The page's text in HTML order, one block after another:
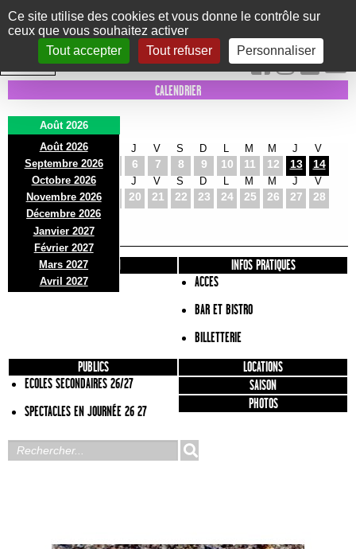
Panneau de gestion des cookies
Ce site utilise des cookies et vous donne le contrôle sur
ceux que vous souhaitez activer
Tout accepter
Tout refuser Personnaliser
Le Marni
CONCERTS DANSE/CIRQUE THÉÂTRE KIDS EXPOS EVENTS
INTRA MUROS
CALENDRIER
Août 2026
Août 2026
Septembre 2026
Octobre 2026
Novembre 2026
Décembre 2026
Janvier 2027
Février 2027
Mars 2027
Avril 2027
D
2
L
3
M
4
J
6
V
7
S
8
D
9 10
M
11
M
12
J
13
V
14
D
16
L
17
M
18
J
20
V
21
S
22
D
23 24
M
25
M
26
J
27
V
28
D
30
L
31
PRÉSENTATION
INFOS PRATIQUES
ACCES
BAR ET BISTRO
BILLETTERIE
PUBLICS
ECOLES SECONDAIRES 26/27
SPECTACLES EN JOURNÉE 26 27
LOCATIONS
SAISON
PHOTOS